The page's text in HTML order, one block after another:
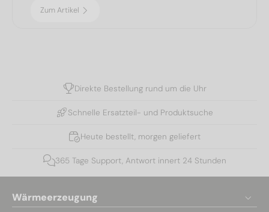
Zum Artikel
Direkte Bestellung rund um die Uhr
Schnelle Ersatzteil- und Produktsuche
Heute bestellt, morgen geliefert
365 Tage Support, Antwort innert 24 Stunden
Wärmeerzeugung